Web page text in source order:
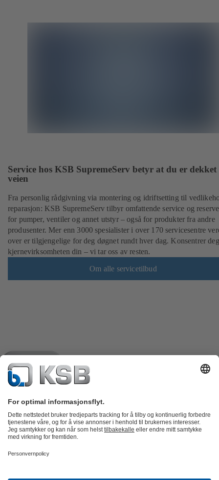
Service hos KSB SupremeServ betyr at du er dekket
veien
Fra personlig rådgivning via montering og idriftsetting til
reparasjon: KSB SupremeServ tilbyr omfattende service og
for pumper, ventiler og annet utstyr – også for produkter fra andre
produsenter. Mer enn 3000 spesialister i over 170 servicesentre
over er tilgjengelige for deg døgnet rundt hver dag. Konsentrer
kjernevirksomheten din – vi tar oss av resten.
Om alle servicetilbud
ProduktkatalogReservedeler